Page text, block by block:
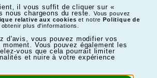
il vous suffit de cliquer sur «
nous chargeons du reste.
Vous pouvez
relative aux cookies et notrePolitique de
plus d'informations.
d'avis, vous pouvez modifier vos
Vous pouvez également les
vous que cela pourrait limiter
et nuire à votre expérience